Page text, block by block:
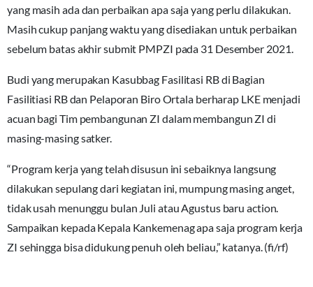
yang masih ada dan perbaikan apa saja yang perlu dilakukan.
Masih cukup panjang waktu yang disediakan untuk perbaikan
sebelum batas akhir submit PMPZI pada 31 Desember 2021.
Budi yang merupakan Kasubbag Fasilitasi RB di Bagian
Fasilitiasi RB dan Pelaporan Biro Ortala berharap LKE menjadi
acuan bagi Tim pembangunan ZI dalam membangun ZI di
masing-masing satker.
“Program kerja yang telah disusun ini sebaiknya langsung
dilakukan sepulang dari kegiatan ini, mumpung masing anget,
tidak usah menunggu bulan Juli atau Agustus baru action.
Sampaikan kepada Kepala Kankemenag apa saja program kerja
ZI sehingga bisa didukung penuh oleh beliau,” katanya. (fi/rf)